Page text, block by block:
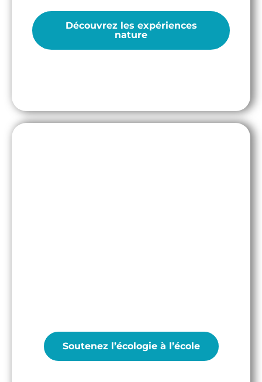
Découvrez les expériences
nature
Soutenez l’écologie à l’école